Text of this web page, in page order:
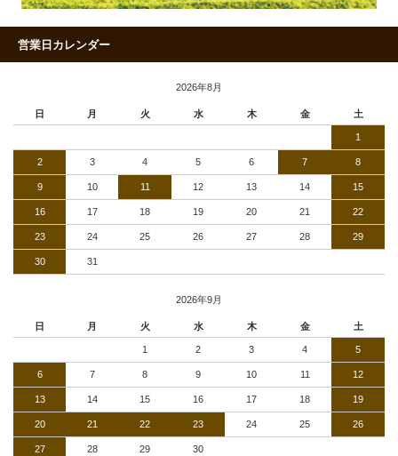
営業日カレンダー
2026年8月
日 月 火 水 木 金 土
1
2 3 4 5 6 7 8
9 10 11 12 13 14 15
16 17 18 19 20 21 22
23 24 25 26 27 28 29
30 31
2026年9月
日 月 火 水 木 金 土
1 2 3 4 5
6 7 8 9 10 11 12
13 14 15 16 17 18 19
20 21 22 23 24 25 26
27 28 29 30